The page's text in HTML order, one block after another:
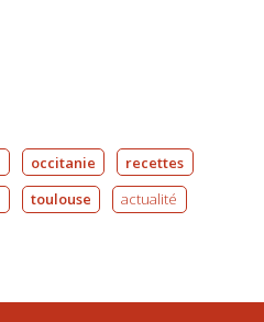
occitanie
recettes
toulouse actualité